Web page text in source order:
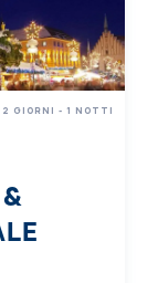
2 GIORNI - 1 NOTTI